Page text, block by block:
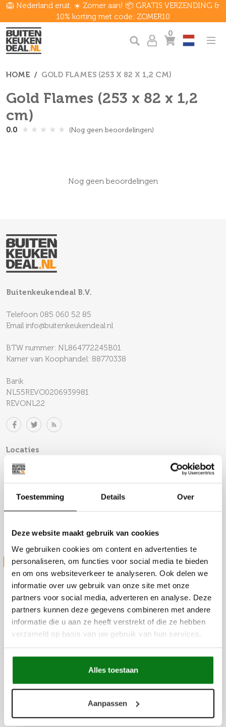
Toestemming Details Over
Deze website maakt gebruik van cookies
We gebruiken cookies om content en advertenties te
personaliseren, om functies voor social media te bieden
en om ons websiteverkeer te analyseren. Ook delen we
informatie over uw gebruik van onze site met onze
partners voor social media, adverteren en analyse. Deze
partners kunnen deze gegevens combineren met andere
informatie die u aan ze heeft verstrekt of die ze hebben
verzameld op basis van uw gebruik van hun services.
Alles toestaan
Aanpassen
🦁 Nederland eruit. ☀️ Zomer aan! 📦 GRATIS VERZENDING &
10% korting met code: ZOMER10
0
HOME GOLD FLAMES (253 X 82 X 1,2 CM)
Gold Flames (253 x 82 x 1,2
cm)
0.0 ★ ★ ★ ★ ★ (Nog geen beoordelingen)
Nog geen beoordelingen
Buitenkeukendeal B.V.
Telefoon 085 060 52 85
Email info@buitenkeukendeal.nl
BTW nummer: NL864772245B01
Kamer van Koophandel: 88770338
Bank
NL55REVO0206939981
REVONL22
Locaties
Productie
7602CV Almelo
7602CV Almelo
STUUR ONS JE VRAAG